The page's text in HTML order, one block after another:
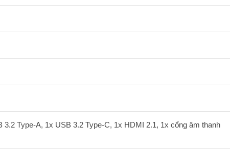
3.2 Type-A, 1x USB 3.2 Type-C, 1x HDMI 2.1, 1x cổng âm thanh